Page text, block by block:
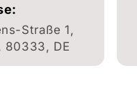
Straße 1,
80333, DE